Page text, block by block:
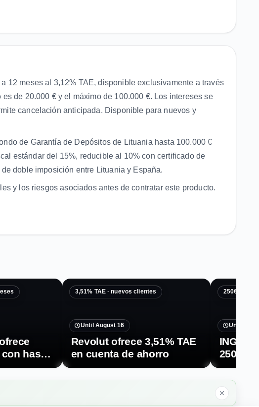
12 meses al 3,12% TAE, disponible exclusivamente a través
de 20.000 € y el máximo de 100.000 €. Los intereses se
cancelación anticipada. Disponible para nuevos y
de Garantía de Depósitos de Lituania hasta 100.000 €
estándar del 15%, reducible al 10% con certificado de
doble imposición entre Lituania y España.
y los riesgos asociados antes de contratar este producto.
hasta
3,51% TAE · nuevos clientes
Until August 16
Revolut ofrece 3,51% TAE
en cuenta de ahorro
250€+50€ o
Until
ING
250€
y hasta
invita